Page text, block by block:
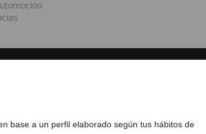
base a un perfil elaborado según tus hábitos de